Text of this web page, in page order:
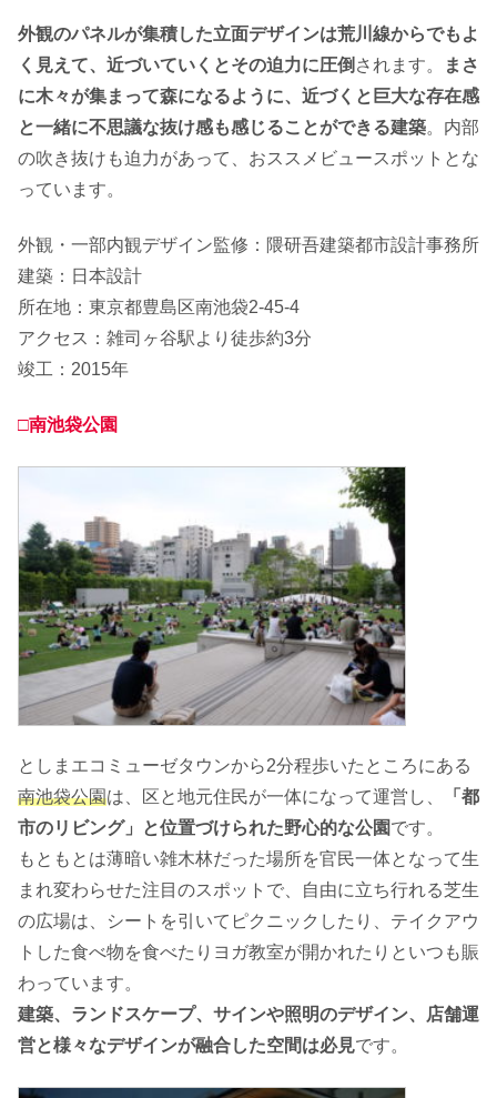
外観のパネルが集積した立面デザインは荒川線からでもよ
く見えて、近づいていくとその迫力に圧倒 されます。
まさ
に木々が集まって森になるように、近づくと巨大な存在感
と一緒に不思議な抜け感も感じることができる建築。内部
の吹き抜けも迫力があって、おススメビュースポットとな
っています。
外観・一部内観デザイン監修：隈研吾建築都市設計事務所
建築：日本設計
所在地：東京都豊島区南池袋2-45-4
アクセス：雑司ヶ谷駅より徒歩約3分
竣工：2015年
□南池袋公園
としまエコミューゼタウンから2分程歩いたところにある
南池袋公園は、区と地元住民が一体になって運営し、
「都
市のリビング」と位置づけられた野心的な公園です。
もともとは薄暗い雑木林だった場所を官民一体となって生
まれ変わらせた注目のスポットで、自由に立ち行れる芝生
の広場は、シートを引いてピクニックしたり、テイクアウ
トした食べ物を食べたりヨガ教室が開かれたりといつも賑
わっています。
建築、ランドスケープ、サインや照明のデザイン、店舗運
営と様々なデザインが融合した空間は必見です。